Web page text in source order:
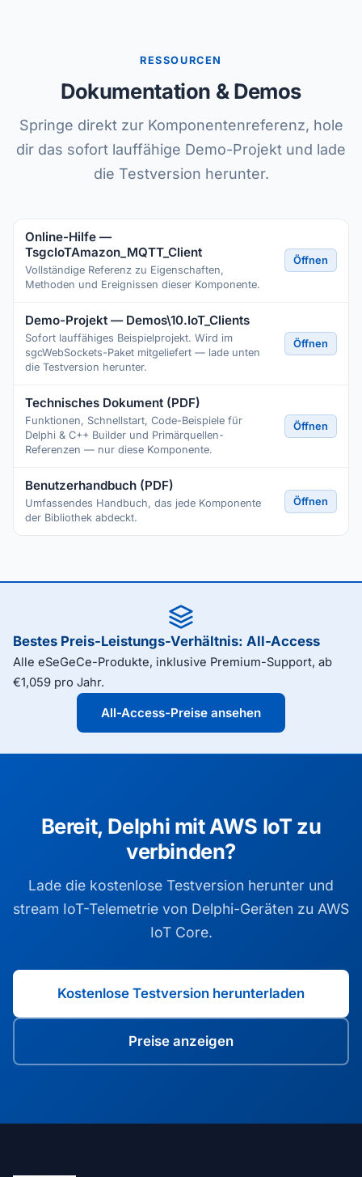
RESSOURCEN
Dokumentation & Demos
Springe direkt zur Komponentenreferenz, hole
dir das sofort lauffähige Demo-Projekt und lade
die Testversion herunter.
Online-Hilfe —
TsgcIoTAmazon_MQTT_Client
Vollständige Referenz zu Eigenschaften,
Methoden und Ereignissen dieser Komponente.
Öffnen
Demo-Projekt — Demos\10.IoT_Clients
Sofort lauffähiges Beispielprojekt. Wird im
sgcWebSockets-Paket mitgeliefert — lade unten
die Testversion herunter.
Öffnen
Technisches Dokument (PDF)
Funktionen, Schnellstart, Code-Beispiele für
Delphi & C++ Builder und Primärquellen-
Referenzen — nur diese Komponente.
Öffnen
Benutzerhandbuch (PDF)
Umfassendes Handbuch, das jede Komponente
der Bibliothek abdeckt.
Öffnen
Bestes Preis-Leistungs-Verhältnis: All-Access
Alle eSeGeCe-Produkte, inklusive Premium-Support, ab
€1,059 pro Jahr.
All-Access-Preise ansehen
Bereit, Delphi mit AWS IoT zu
verbinden?
Lade die kostenlose Testversion herunter und
stream IoT-Telemetrie von Delphi-Geräten zu AWS
IoT Core.
Kostenlose Testversion herunterladen
Preise anzeigen